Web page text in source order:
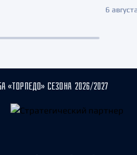
6
«ТОРПЕДО» СЕЗОНА 2026/2027